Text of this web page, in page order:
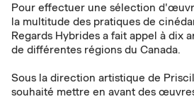
Pour effectuer une sélection
la multitude des pratiques de
Regards Hybrides a fait appel à dix
de différentes régions du Canada.
Sous la direction artistique de
souhaité mettre en avant des